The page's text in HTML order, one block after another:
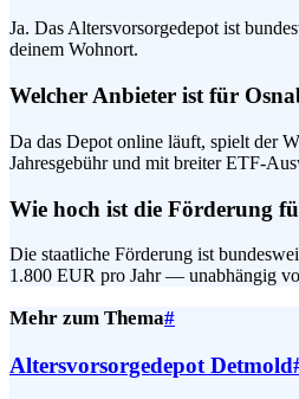
Ja. Das Altersvorsorgedepot ist
deinem Wohnort.
Welcher Anbieter ist für
Da das Depot online läuft, spielt der
Jahresgebühr und mit breiter ETF-
Wie hoch ist die Förderung
Die staatliche Förderung ist
1.800 EUR pro Jahr — unabhängig
Mehr zum Thema#
Altersvorsorgedepot Detmold